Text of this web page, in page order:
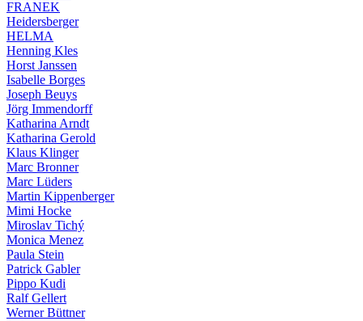
FRANEK
Heidersberger
HELMA
Henning Kles
Horst Janssen
Isabelle Borges
Joseph Beuys
Jörg Immendorff
Katharina Arndt
Katharina Gerold
Klaus Klinger
Marc Bronner
Marc Lüders
Martin Kippenberger
Mimi Hocke
Miroslav Tichý
Monica Menez
Paula Stein
Patrick Gabler
Pippo Kudi
Ralf Gellert
Werner Büttner